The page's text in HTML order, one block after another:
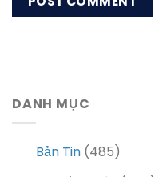
DANH MỤC
Bản Tin (485)